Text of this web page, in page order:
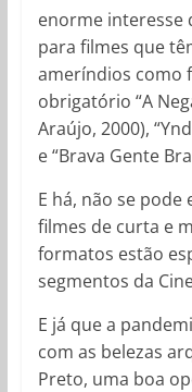
enorme interesse
para filmes que
ameríndios como
obrigatório “A
Araújo, 2000),
e “Brava Gente
E há, não se pode
filmes de curta e
formatos estão
segmentos da
E já que a
com as belezas
Preto, uma boa